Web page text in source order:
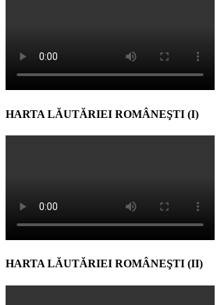
HARTA LĂUTĂRIEI ROMÂNEŞTI (I)
HARTA LĂUTĂRIEI ROMÂNEŞTI (II)